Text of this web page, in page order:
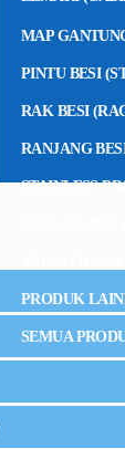
MAP
PINTU BESI
RAK BESI
RANJANG
STAINLESS
PRODUK
SEMUA